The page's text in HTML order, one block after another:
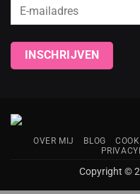
OVER MIJ BLOG
Copyright ©